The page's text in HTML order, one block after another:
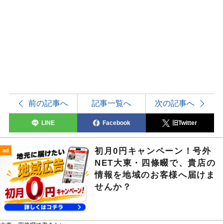
前の記事へ 記事一覧へ 次の記事へ
LINE Facebook 旧Twitter
ad
初月0円キャンペーン！号外
NET大東・四條畷で、貴店の
情報を地域のお客様へ届けま
せんか？